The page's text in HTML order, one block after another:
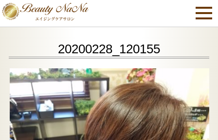
20200228_120155